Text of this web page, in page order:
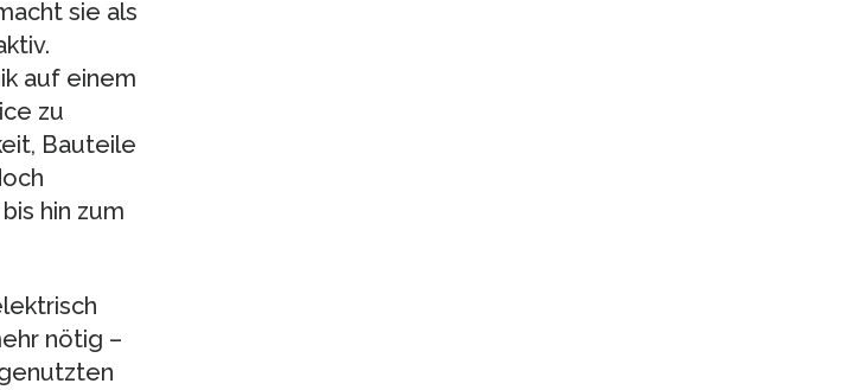
sie als
auf einem
zu
Bauteile
hin zum
nötig –